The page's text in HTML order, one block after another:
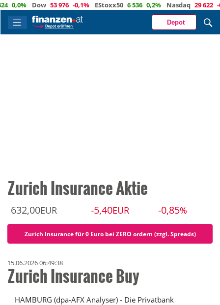
Dow 53 976 -0,1% EStoxx50 6 536 0,2% Nasdaq 29 622 -0,3%
Depot
Zurich Insurance Aktie
632,00EUR -5,40EUR -0,85%
Zurich Insurance für 0 Euro bei ZERO ordern (zzgl. Spreads)
15.06.2026 06:49:38
Zurich Insurance Buy
HAMBURG (dpa-AFX Analyser) - Die Privatbank